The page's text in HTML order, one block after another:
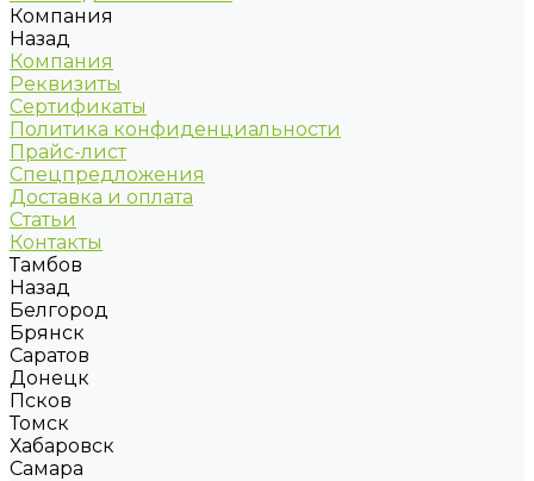
Компания
Назад
Компания
Реквизиты
Сертификаты
Политика конфиденциальности
Прайс-лист
Спецпредложения
Доставка и оплата
Статьи
Контакты
Тамбов
Назад
Белгород
Брянск
Саратов
Донецк
Псков
Томск
Хабаровск
Самара